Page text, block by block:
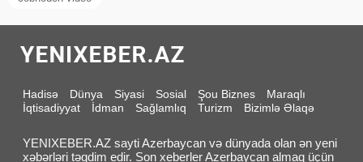
Hadisə Dünya Siyasi Sosial Şou Biznes
Maraqlı
İqtisadiyyat
İdman Sağlamlıq Turizm Bizimlə Əlaqə
YENIXEBER.AZ sayti Azerbaycan və dünyada olan ən yeni
xəbərləri təqdim edir. Son xeberler Azerbaycan almaq üçün